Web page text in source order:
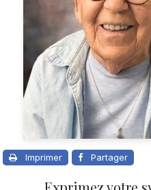
Imprimer Partager